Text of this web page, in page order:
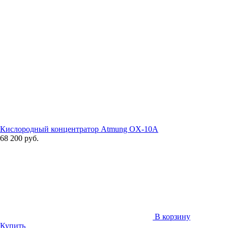
Кислородный концентратор Atmung OX-10A
68 200 руб.
В корзину
Купить